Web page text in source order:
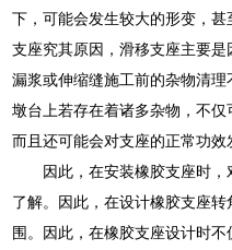
下，可能会发生较大的形变，
支座究其原因，滑移支座主要
漏浆或伸缩缝施工前的杂物清
墩台上若存在着诸多杂物，不仅
而且还可能会对支座的正常功效
因此，在安装橡胶支座时
了解。因此，在设计橡胶支座
围。因此，在橡胶支座设计时